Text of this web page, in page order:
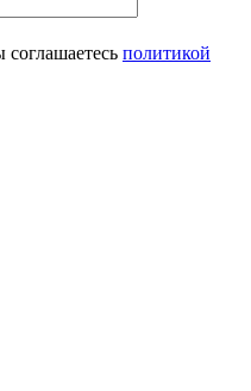
политикой